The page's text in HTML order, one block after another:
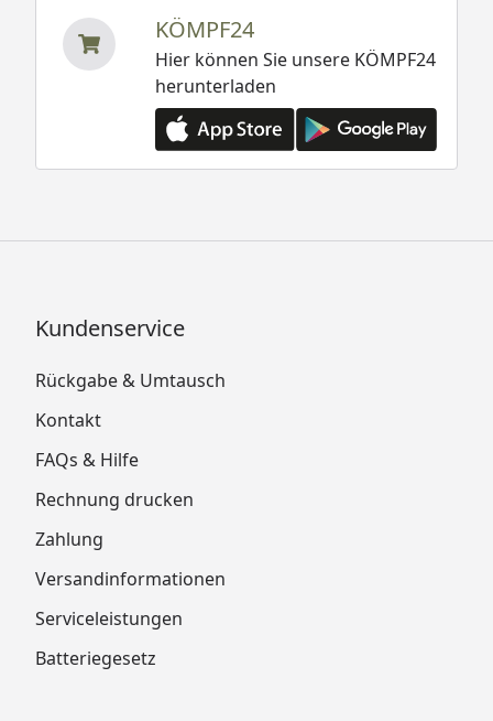
KÖMPF24
Hier können Sie unsere KÖMPF24
herunterladen
Kundenservice
Rückgabe & Umtausch
Kontakt
FAQs & Hilfe
Rechnung drucken
Zahlung
Versandinformationen
Serviceleistungen
Batteriegesetz